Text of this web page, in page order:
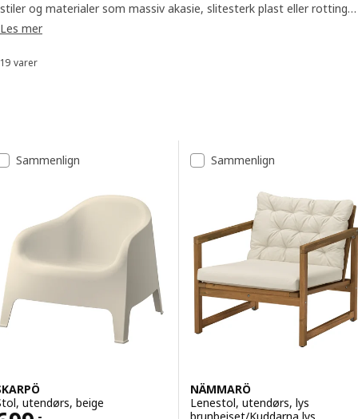
stiler og materialer som massiv akasie, slitesterk plast eller rotting.
Legg til noen puter for å gjøre uteplassen enda mer komfortabel og
Les mer
Sorter og filtrer
19 varer
Resultatliste
Sammenlign
utendørs, beige
Sammenlign
NÄMMARÖ
Lenestol, utendørs, lys
brunbeiset/Kuddarna lys